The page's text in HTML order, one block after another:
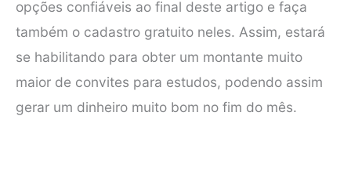
opções confiáveis ao final deste artigo e faça
também o cadastro gratuito neles. Assim, estará
se habilitando para obter um montante muito
maior de convites para estudos, podendo assim
gerar um dinheiro muito bom no fim do mês.